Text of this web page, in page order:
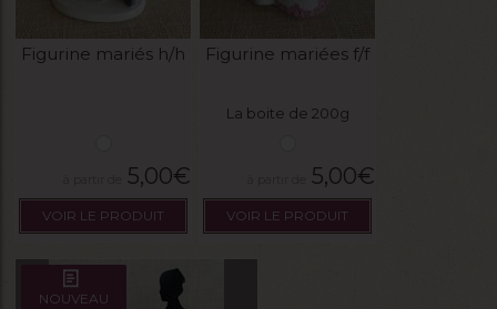
Figurine mariés h/h
5,00€
VOIR LE PRODUIT
Figurine mariées f/f
La boite de 200g
5,00€
VOIR LE PRODUIT
NOUVEAU